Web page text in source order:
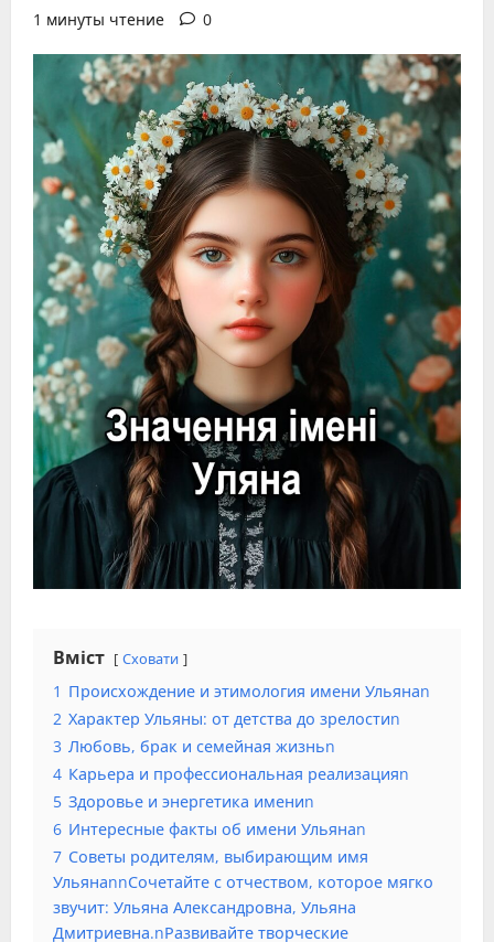
1 минуты чтение
0
Вміст Сховати
1 Происхождение и этимология имени Ульянаn
2 Характер Ульяны: от детства до зрелостиn
3 Любовь, брак и семейная жизньn
4 Карьера и профессиональная реализацияn
5 Здоровье и энергетика имениn
6 Интересные факты об имени Ульянаn
7 Советы родителям, выбирающим имя
УльянаnnСочетайте с отчеством, которое мягко
звучит: Ульяна Александровна, Ульяна
Дмитриевна.nРазвивайте творческие